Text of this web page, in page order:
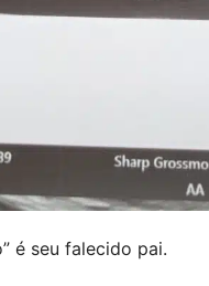
é seu falecido pai.